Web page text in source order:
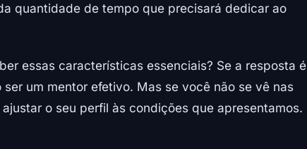
quantidade de tempo que precisará dedicar ao
essas características essenciais? Se a resposta é
um mentor efetivo. Mas se você não se vê nas
o seu perfil às condições que apresentamos.